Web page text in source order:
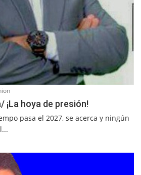
¡La hoya de presión!
pasa el 2027, se acerca y ningún